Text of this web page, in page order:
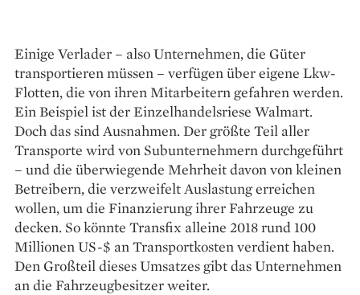
Einige Verlader – also Unternehmen, die Güter
transportieren müssen – verfügen über eigene Lkw-
Flotten, die von ihren Mitarbeitern gefahren werden.
Ein Beispiel ist der Einzelhandelsriese Walmart.
Doch das sind Ausnahmen. Der größte Teil aller
Transporte wird von Subunternehmern durchgeführt
– und die überwiegende Mehrheit davon von kleinen
Betreibern, die verzweifelt Auslastung erreichen
wollen, um die Finanzierung ihrer Fahrzeuge zu
decken. So könnte Transfix alleine 2018 rund 100
Millionen US-$ an Transportkosten verdient haben.
Den Großteil dieses Umsatzes gibt das Unternehmen
an die Fahrzeugbesitzer weiter.